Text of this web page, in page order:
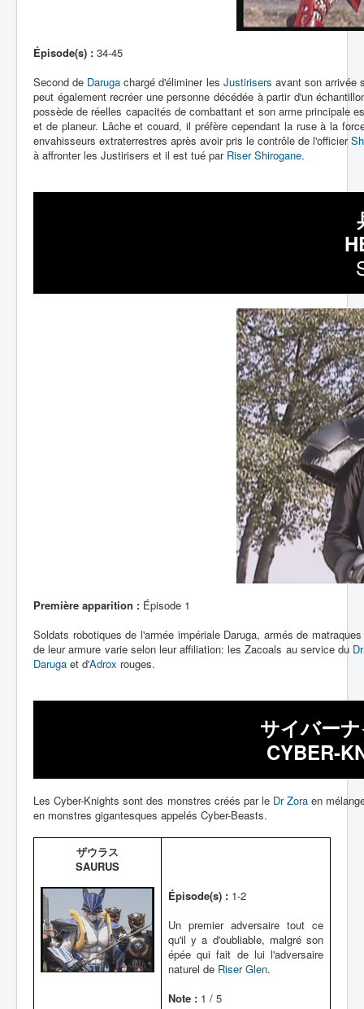
Épisode(s) : 34-45
Second de Daruga chargé d'éliminer les Justirisers avant son arrivée
peut également recréer une personne décédée à partir d'un
possède de réelles capacités de combattant et son arme principale
et de planeur. Lâche et couard, il préfère cependant la ruse à la
envahisseurs extraterrestres après avoir pris le contrôle de l'officier
à affronter les Justirisers et il est tué par Riser Shirogane.
Première apparition : Épisode 1
Soldats robotiques de l'armée impériale Daruga, armés de
de leur armure varie selon leur affiliation: les Zacoals au service du
Daruga et d'Adrox rouges.
サイバー
CYBER-
Les Cyber-Knights sont des monstres créés par le Dr Zora en
en monstres gigantesques appelés Cyber-Beasts.
ザウラス
SAURUS
Épisode(s) : 1-2
Un premier adversaire tout ce
qu'il y a d'oubliable, malgré son
épée qui fait de lui l'adversaire
naturel de Riser Glen.
Note : 1 / 5